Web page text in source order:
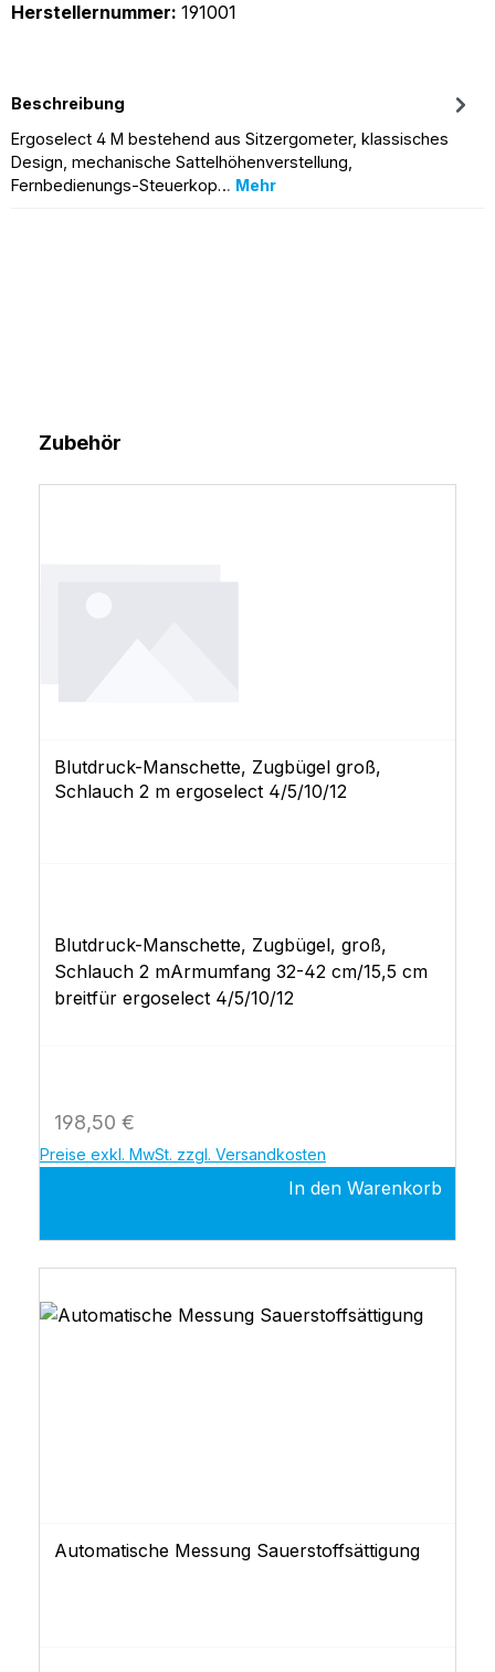
Herstellernummer: 191001
Beschreibung
Ergoselect 4 M bestehend aus Sitzergometer, klassisches
Design, mechanische Sattelhöhenverstellung,
Fernbedienungs-Steuerkop… Mehr
Produktgalerie überspringen
Zubehör
Blutdruck-Manschette, Zugbügel groß,
Schlauch 2 m ergoselect 4/5/10/12
Blutdruck-Manschette, Zugbügel, groß,
Schlauch 2 mArmumfang 32-42 cm/15,5 cm
breitfür ergoselect 4/5/10/12
Regulärer Preis:
198,50 €
Preise exkl. MwSt. zzgl. Versandkosten
In den Warenkorb
Automatische Messung Sauerstoffsättigung